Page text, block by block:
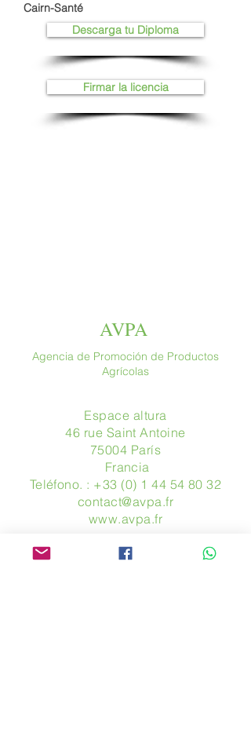
Cairn-Santé
Descarga tu Diploma
Firmar la licencia
AVPA
Agencia de Promoción de Productos
Agrícolas
Espace altura
46 rue Saint Antoine
75004 París
​ Francia
Teléfono. : +33 (0) 1 44 54 80 32
contact@avpa.fr
www.avpa.fr